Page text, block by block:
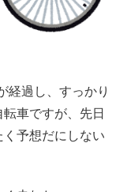
経過し、すっかり
車ですが、先日
予想だにしない